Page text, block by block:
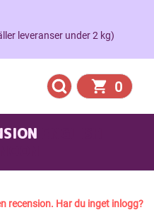
leveranser under 2 kg)
0
recension. Har du inget inlogg?